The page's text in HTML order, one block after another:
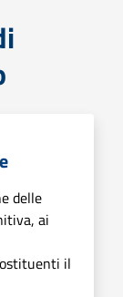
delle
ai
il